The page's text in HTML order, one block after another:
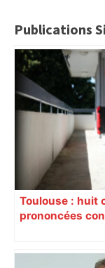
Publications
Toulouse : huit
prononcées